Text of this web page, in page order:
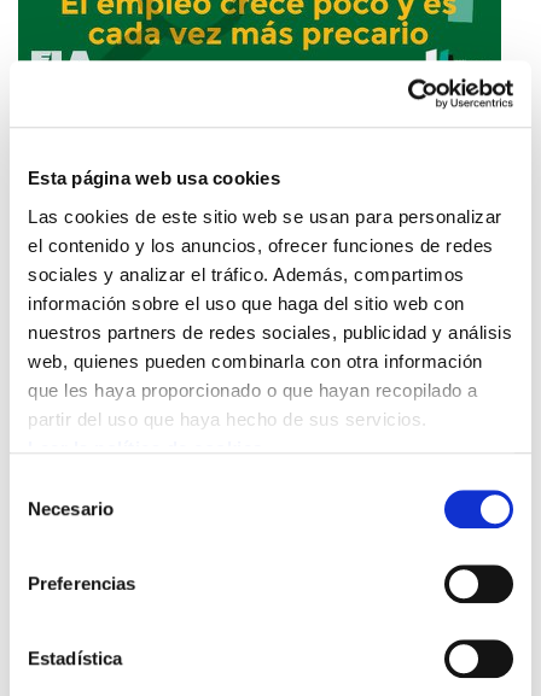
Esta página web usa cookies
Las cookies de este sitio web se usan para personalizar
el contenido y los anuncios, ofrecer funciones de redes
sociales y analizar el tráfico. Además, compartimos
información sobre el uso que haga del sitio web con
nuestros partners de redes sociales, publicidad y análisis
web, quienes pueden combinarla con otra información
que les haya proporcionado o que hayan recopilado a
partir del uso que haya hecho de sus servicios.
Necesario
Preferencias
Estadística
Crece el PIB pero hay más personas en paro que